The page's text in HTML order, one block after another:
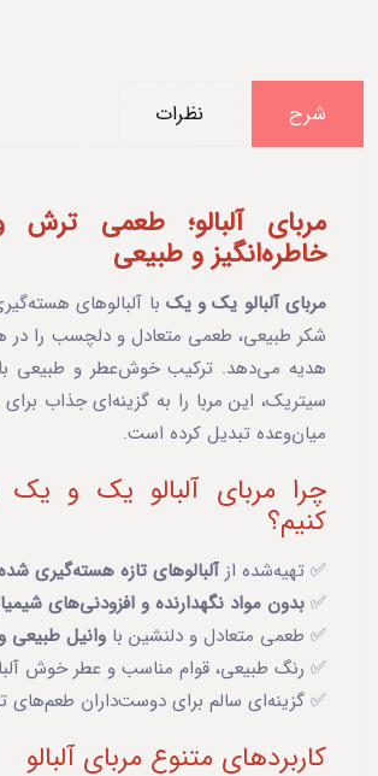
شرح نظرات
مربای آلبالو؛ طعمی ترش
خاطره‌انگیز و طبیعی
مربای آلبالو یک و یک با آلبالوهای
شکر طبیعی، طعمی متعادل و دلچسب را در
هدیه می‌دهد. ترکیب خوش‌عطر و طبیعی با
سیتریک، این مربا را به گزینه‌ای جذاب
میان‌وعده تبدیل کرده است.
چرا مربای آلبالو یک و یک
کنیم؟
✅ تهیه‌شده ازآلبالوهای تازه هسته‌گیری
✅ بدون مواد نگهدارنده و افزودنی‌های
✅ طعمی متعادل و دلنشین با وانیل طبیعی
✅ رنگ طبیعی، قوام مناسب و عطر خوش
✅ گزینه‌ای سالم برای دوست‌داران
کاربردهای متنوع مربای آلبالو